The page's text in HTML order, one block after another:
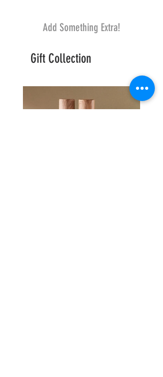
Add Something Extra!
Gift Collection